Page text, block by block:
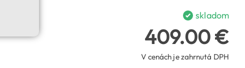
skladom
409.00 €
V cenách je zahrnutá DPH